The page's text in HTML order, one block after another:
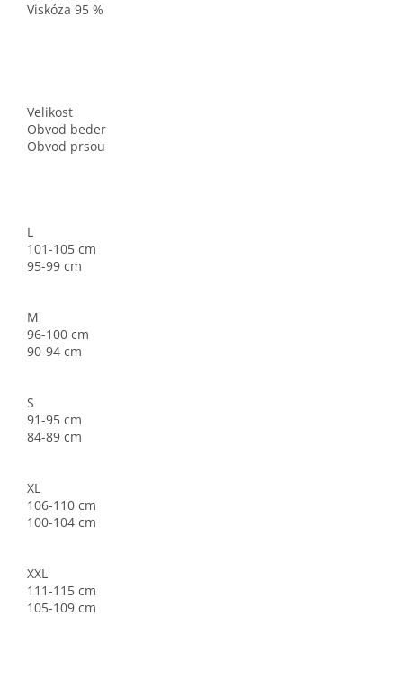
Viskóza 95 %
Velikost
Obvod beder
Obvod prsou
L
101-105 cm
95-99 cm
M
96-100 cm
90-94 cm
S
91-95 cm
84-89 cm
XL
106-110 cm
100-104 cm
XXL
111-115 cm
105-109 cm